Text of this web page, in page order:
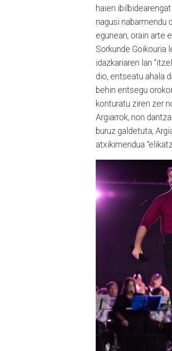
haien
nagusi nabarmendu
egunean, orain arte
Sorkunde Goikouria
idazkariaren lan
dio, entseatu ahala
behin entsegu
konturatu ziren zer
Argiarrok, non
buruz galdetuta,
atxikimendua